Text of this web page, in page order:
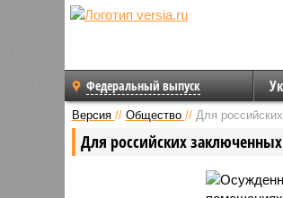
Федеральный выпуск
Версия // Общество // Для
Для российских